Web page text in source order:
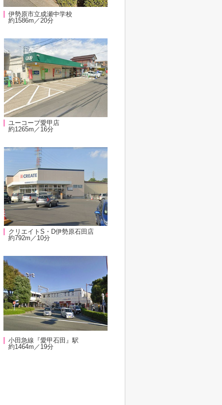
伊勢原市立成瀬中学校
約1586m／20分
ユーコープ愛甲店
約1265m／16分
クリエイトS・D伊勢原石田店
約792m／10分
小田急線『愛甲石田』駅
約1464m／19分